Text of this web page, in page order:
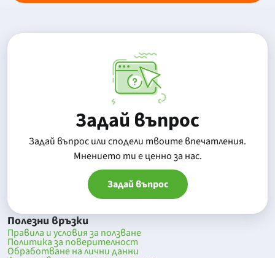
Задай въпрос
Задай въпрос или сподели твоите впечатления.
Mнението ти е ценно за нас.
Задай въпрос
Полезни връзки
Правила и условия за ползване
Политика за поверителност
Обработване на лични данни